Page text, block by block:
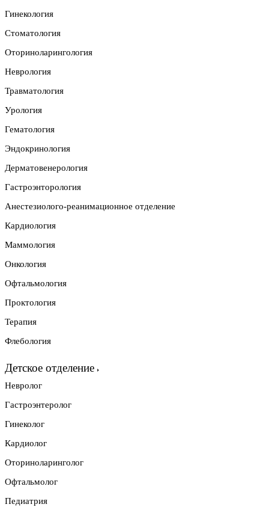
Гинекология
Стоматология
Оториноларингология
Неврология
Травматология
Урология
Гематология
Эндокринология
Дерматовенерология
Гастроэнторология
Анестезиолого-реанимационное отделение
Кардиология
Маммология
Онкология
Офтальмология
Проктология
Терапия
Флебология
Детское отделение
Невролог
Гастроэнтеролог
Гинеколог
Кардиолог
Оториноларинголог
Офтальмолог
Педиатрия